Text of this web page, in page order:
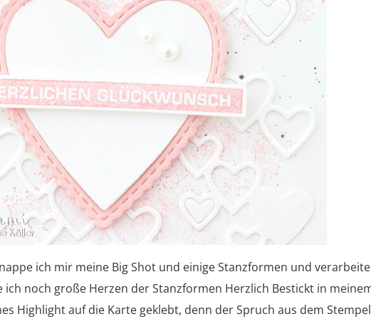
ich mir meine Big Shot und einige Stanzformen und verarbeite
ich noch große Herzen der Stanzformen Herzlich Bestickt in
Highlight auf die Karte geklebt, denn der Spruch aus dem